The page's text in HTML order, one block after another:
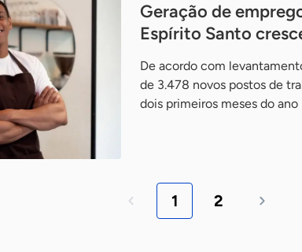
Geração de
Espírito Santo
De acordo com
de 3.478 novos postos de
dois primeiros meses do ano
1 2